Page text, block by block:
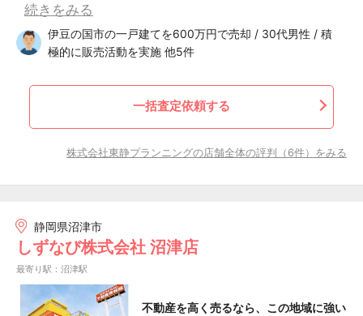
続きをみる
伊豆の国市の一戸建てを600万円で売却 / 30代男性 / 積
極的に販売活動を実施 他5件
一括査定依頼する
株式会社東静プランニングの店舗全体の評判（6件）をみる
静岡県沼津市
しずなび株式会社 沼津店
最寄り駅：沼津駅
不動産を高く売るなら、この地域に強い